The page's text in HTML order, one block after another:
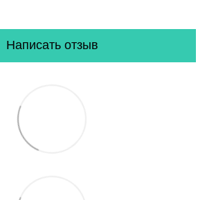
Написать отзыв